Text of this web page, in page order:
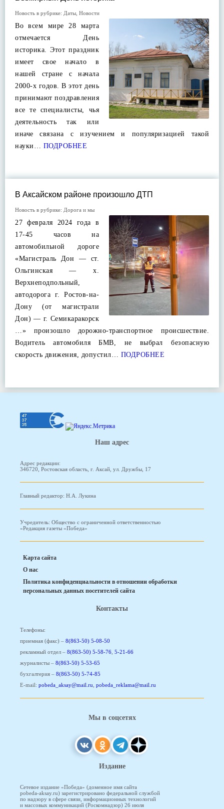
Новость в рубрике: Даты Новости
Во всем мире 28 марта
отмечается День
историка. Этот праздник
имеет свое начало в
нашей стране с начала
2000-х годов. В этот день
принимают поздравления
все те специалисты, чья
деятельность так или
иначе связана с изучением и популяризацией такой
науки… ПОДРОБНЕЕ
В Аксайском районе произошло ДТП
Новость в рубрике: Дорога и мы
27 февраля 2024 года в
17-45 часов на
автомобильной дороге
«Магистраль Дон — ст.
Ольгинская — х.
Верхнеподпольный,
автодорога г. Ростов-на-
Дону (от магистрали
Дон) — г. Семикаракорск
…» произошло дорожно-транспортное происшествие.
Водитель автомобиля БМВ, не выбрал безопасную
скорость движения, допустил… ПОДРОБНЕЕ
Наш адрес
Адрес редакции:
346720, Ростовская область, г. Аксай, ул. Дружбы, 17
Главный редактор: Н.А. Лукина
Учредитель: Общество с ограниченной ответственностью
«Редакция газеты «Победа»
Карта сайта
О нас
Политика конфиденциальности в отношении обработки
персональных данных посетителей сайта
Контакты
Телефоны:
приемная (факс) – 8(863-50) 5-08-50
рекламный отдел – 8(863-50) 5-58-76 5-21-66
журналисты – 8(863-50) 5-53-65
бухгалтерия – 8(863-50) 5-74-85
E-mail: pobeda_aksay@mail.ru pobeda_reklama@mail.ru
Мы в соцсетях
Издание
Сетевое издание «Победа» (доменное имя сайта
pobeda-aksay.ru) зарегистрировано федеральной службой
по надзору в сфере связи, информационных технологий
и массовых коммуникаций (Роскомнадзор) 26 июля